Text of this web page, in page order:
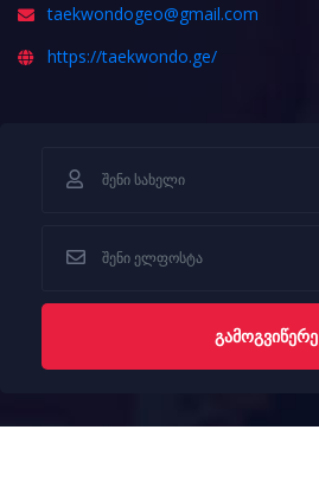
taekwondogeo@gmail.com
https://taekwondo.ge/
ᲒᲐᲛᲝᲒᲕᲘᲬᲔᲠᲔ